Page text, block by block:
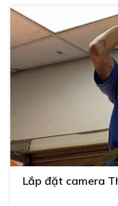
Lắp đặt camera